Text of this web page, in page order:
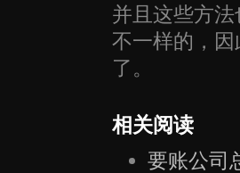
并且这些方
不一样的，
了。
相关阅读
要账公司